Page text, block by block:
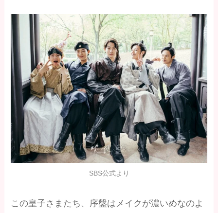
SBS公式より
この皇子さまたち、序盤はメイクが濃いめなのよ